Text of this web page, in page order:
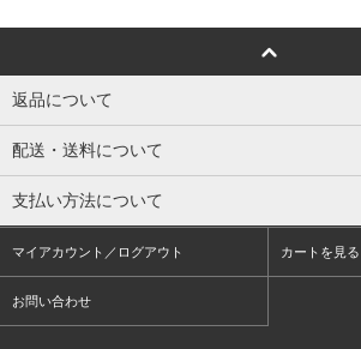
返品について
配送・送料について
支払い方法について
マイアカウント／ログアウト カートを見る
お問い合わせ